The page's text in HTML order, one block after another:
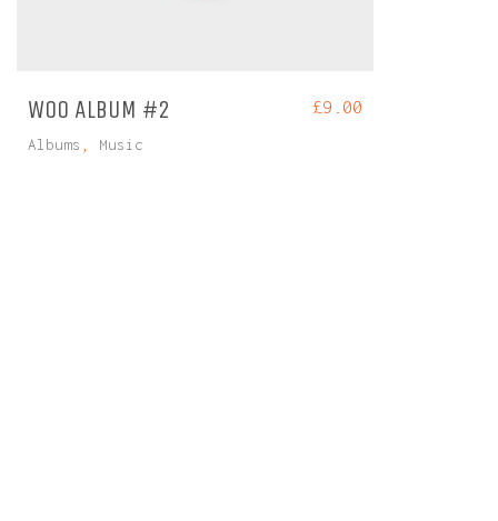
WOO ALBUM #2
Albums Music
£9.00